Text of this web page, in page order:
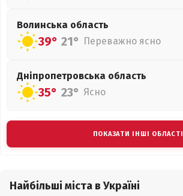
Волинська область
39° 21° Переважно ясно
Дніпропетровська область
35° 23° Ясно
ПОКАЗАТИ ІНШІ ОБЛАСТІ
Найбільші міста в Україні